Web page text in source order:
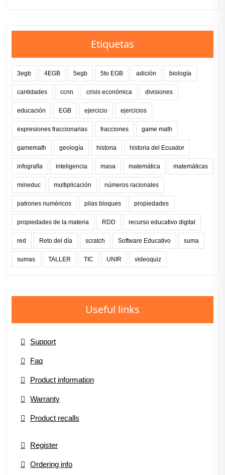
Etiquetas
3egb 4EGB 5egb 5to EGB adición biología
cantidades ccnn crisis económica divisiones
educación EGB ejercicio ejercicios
expresiones fraccionarias fracciones game math
gamemath geología historia historia del Ecuador
infografía inteligencia masa matemática matemáticas
mineduc multiplicación números racionales
patrones numéricos pilas bloques propiedades
propiedades de la materia RDD recurso educativo digital
red Reto del día scratch Software Educativo suma
sumas TALLER TIC UNIR videoquiz
Useful links
Support
Faq
Product information
Warranty
Product recalls
Register
Ordering info